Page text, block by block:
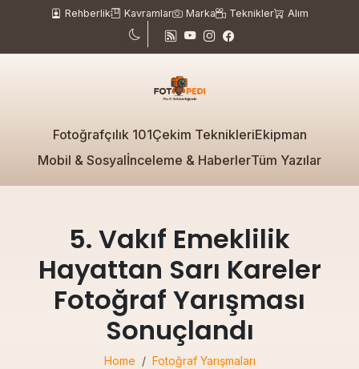
Rehberlik Kavramlar Marka Teknikler Alım
Fotoğrafçılık 101Çekim TeknikleriEkipman
Mobil & Sosyalİnceleme & HaberlerTüm Yazılar
5. Vakıf Emeklilik
Hayattan Sarı Kareler
Fotoğraf Yarışması
Sonuçlandı
Home
Fotoğraf Yarışmaları